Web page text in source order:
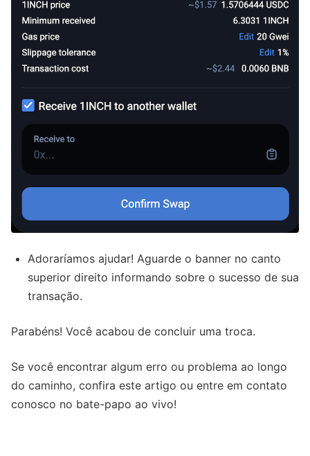
Adoraríamos ajudar! Aguarde o banner no canto
superior direito informando sobre o sucesso de sua
transação.
Parabéns! Você acabou de concluir uma troca.
Se você encontrar algum erro ou problema ao longo
do caminho, confira este artigo ou entre em contato
conosco no bate-papo ao vivo!